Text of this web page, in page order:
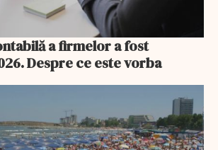
a firmelor a fost
Despre ce este vorba